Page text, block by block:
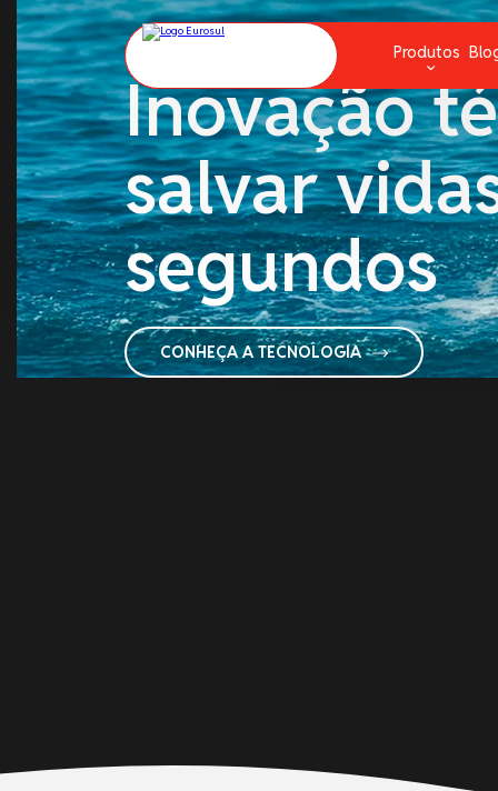
Produtos
Aparelhos de Respiração
Balsa Salva Vidas e Baleeira
Bombas
Cabos de Amarração e Cordas
Combate a Incêndio
Comunicação
Convés
DRONE DE RESGATE: PRECISÃO
Inovação
salvar
segundos
CONHEÇA A TECNOLOGIA